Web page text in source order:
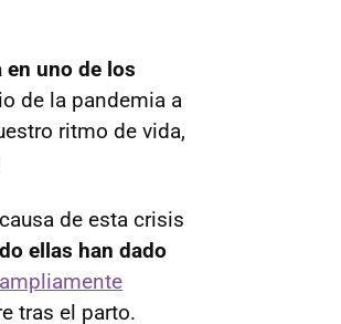
en uno de los
de la pandemia a
ritmo de vida,
de esta crisis
ellas han dado
tras el parto.